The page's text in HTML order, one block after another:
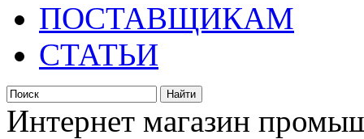
ПОСТАВЩИКАМ
СТАТЬИ
Интернет магазин